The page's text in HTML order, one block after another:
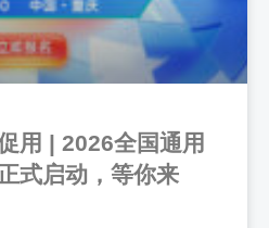
用 | 2026全国通用
式启动，等你来